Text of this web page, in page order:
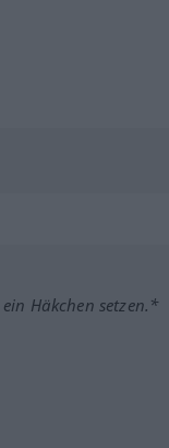
Häkchen setzen.*